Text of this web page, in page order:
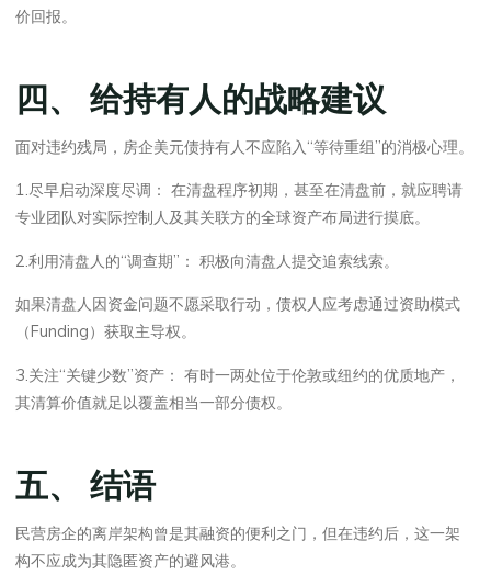
价回报。
四、 给持有人的战略建议
面对违约残局，房企美元债持有人不应陷入“等待重组”的消极心理。
1.尽早启动深度尽调： 在清盘程序初期，甚至在清盘前，就应聘请
专业团队对实际控制人及其关联方的全球资产布局进行摸底。
2.利用清盘人的“调查期”： 积极向清盘人提交追索线索。
如果清盘人因资金问题不愿采取行动，债权人应考虑通过资助模式
（Funding）获取主导权。
3.关注“关键少数”资产： 有时一两处位于伦敦或纽约的优质地产，
其清算价值就足以覆盖相当一部分债权。
五、 结语
民营房企的离岸架构曾是其融资的便利之门，但在违约后，这一架
构不应成为其隐匿资产的避风港。